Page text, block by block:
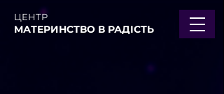
МАТЕРИНСТВО В РАДІСТЬ
ЦЕНТР